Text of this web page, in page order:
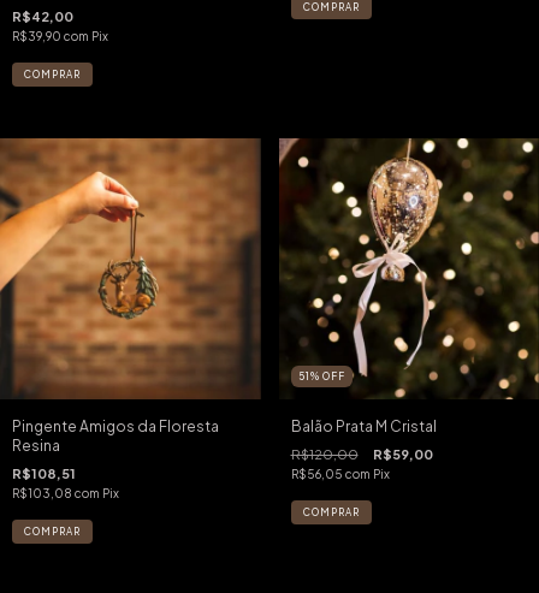
R$42,00
R$39,90 com Pix
Pingente Amigos da Floresta
Resina
R$108,51
R$103,08 com Pix
51 % OFF
Balão Prata M Cristal
R$120,00 R$59,00
R$56,05 com Pix